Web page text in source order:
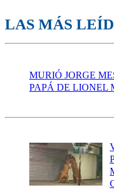
LAS MÁS
MURIÓ JORGE
PAPÁ DE LIONEL